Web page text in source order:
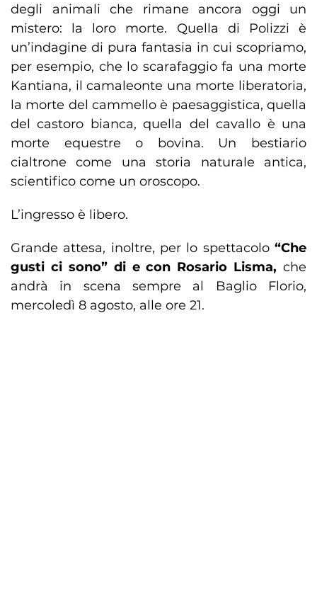
degli animali che rimane ancora oggi un
mistero: la loro morte. Quella di Polizzi è
un’indagine di pura fantasia in cui scopriamo,
per esempio, che lo scarafaggio fa una morte
Kantiana, il camaleonte una morte liberatoria,
la morte del cammello è paesaggistica, quella
del castoro bianca, quella del cavallo è una
morte equestre o bovina. Un bestiario
cialtrone come una storia naturale antica,
scientifico come un oroscopo.
L’ingresso è libero.
Grande attesa, inoltre, per lo spettacolo “Che
gusti ci sono” di e con Rosario Lisma, che
andrà in scena sempre al Baglio Florio,
mercoledì 8 agosto, alle ore 21.